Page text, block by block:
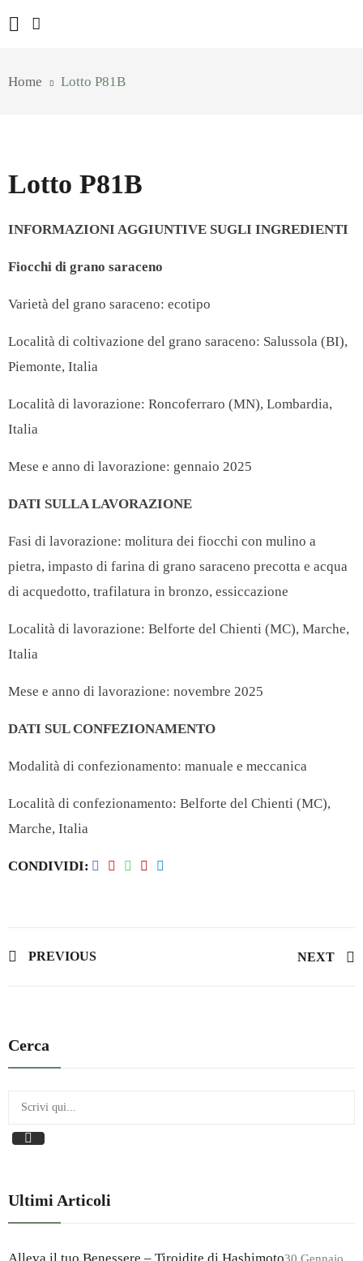
Home Lotto P81B
Lotto P81B
INFORMAZIONI AGGIUNTIVE SUGLI INGREDIENTI
Fiocchi di grano saraceno
Varietà del grano saraceno: ecotipo
Località di coltivazione del grano saraceno: Salussola (BI),
Piemonte, Italia
Località di lavorazione: Roncoferraro (MN), Lombardia,
Italia
Mese e anno di lavorazione: gennaio 2025
DATI SULLA LAVORAZIONE
Fasi di lavorazione: molitura dei fiocchi con mulino a
pietra, impasto di farina di grano saraceno precotta e acqua
di acquedotto, trafilatura in bronzo, essiccazione
Località di lavorazione: Belforte del Chienti (MC), Marche,
Italia
Mese e anno di lavorazione: novembre 2025
DATI SUL CONFEZIONAMENTO
Modalità di confezionamento: manuale e meccanica
Località di confezionamento: Belforte del Chienti (MC),
Marche, Italia
CONDIVIDI
PREVIOUS NEXT
Cerca
Ultimi Articoli